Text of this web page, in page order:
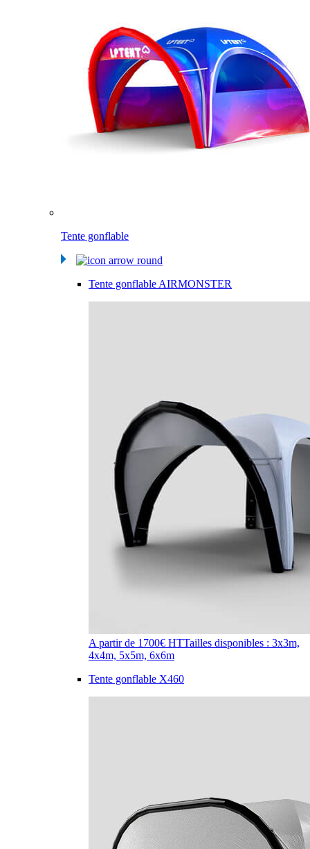
Tente gonflable
Tente gonflable AIRMONSTER
A partir de 1700€ HTTailles disponibles : 3x3m,
4x4m, 5x5m, 6x6m
Tente gonflable X460